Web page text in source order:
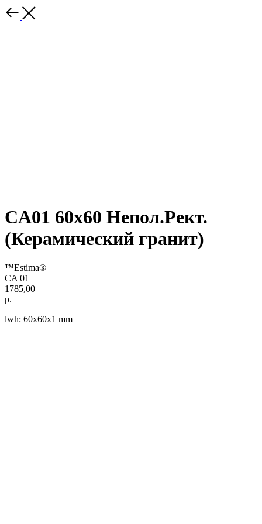
CA01 60x60 Непол.Рект.
(Керамический гранит)
™Estima®
CA 01
1785,00
р.
lwh: 60x60x1 mm